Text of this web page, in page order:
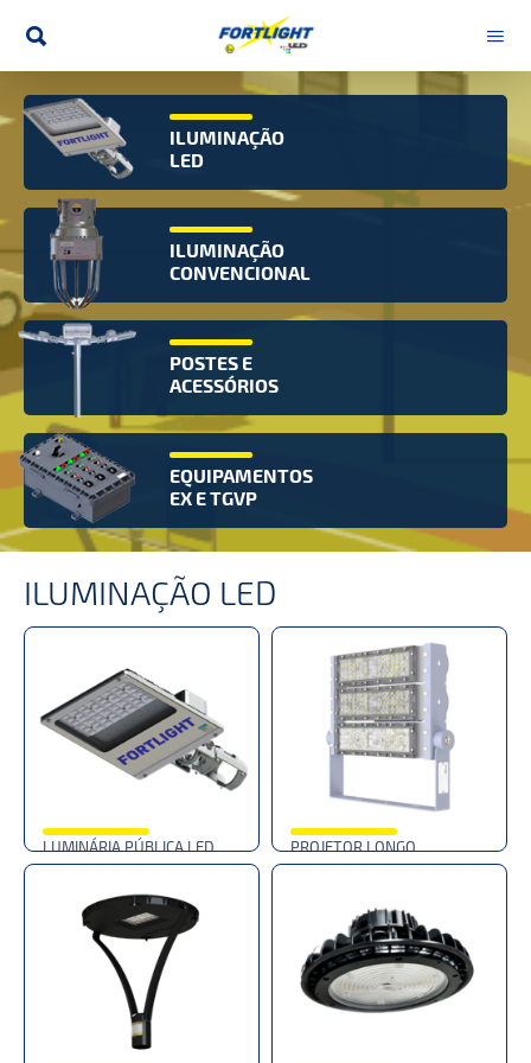
Fazer novo cadastro
Esqueci minha senha
Quem Somos
Projetos Concluídos
ILUMINAÇÃO
LED
ILUMINAÇÃO
CONVENCIONAL
POSTES E
ACESSÓRIOS
EQUIPAMENTOS
EX E TGVP
ILUMINAÇÃO LED
LUMINÁRIA PÚBLICA LED
PROJETOR LONGO
ALCANCE LED